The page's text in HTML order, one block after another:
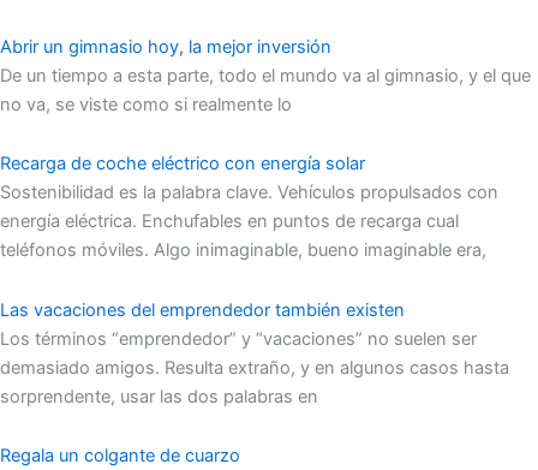
Abrir un gimnasio hoy, la mejor inversión
De un tiempo a esta parte, todo el mundo va al gimnasio, y el que
no va, se viste como si realmente lo
Recarga de coche eléctrico con energía solar
Sostenibilidad es la palabra clave. Vehículos propulsados con
energía eléctrica. Enchufables en puntos de recarga cual
teléfonos móviles. Algo inimaginable, bueno imaginable era,
Las vacaciones del emprendedor también existen
Los términos “emprendedor” y “vacaciones” no suelen ser
demasiado amigos. Resulta extraño, y en algunos casos hasta
sorprendente, usar las dos palabras en
Regala un colgante de cuarzo